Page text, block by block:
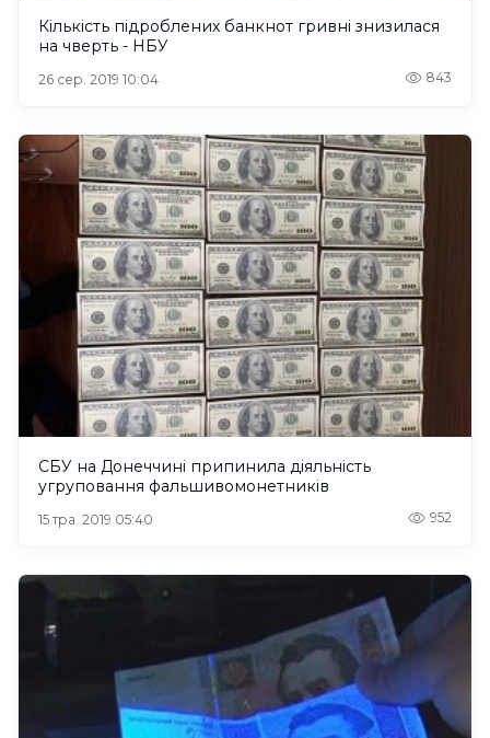
Кількість підроблених банкнот гривні знизилася
на чверть - НБУ
26 сер. 2019 10:04 843
СБУ на Донеччині припинила діяльність
угруповання фальшивомонетників
15 тра. 2019 05:40 952